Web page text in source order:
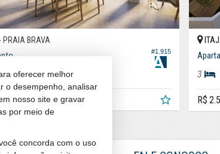
#1.915
PRAIA BRAVA
3 282,03
00
3
R$
oferecer melhor
o desempenho, analisar
nosso site e gravar
por meio de
concorda com o uso